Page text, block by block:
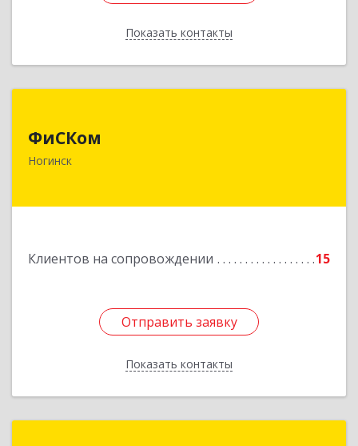
Показать контакты
Назад
ФиСКом
Ногинск
Клиентов на сопровождении 15
Отправить заявку
Показать контакты
Подробнее
Отправить заявку
Назад